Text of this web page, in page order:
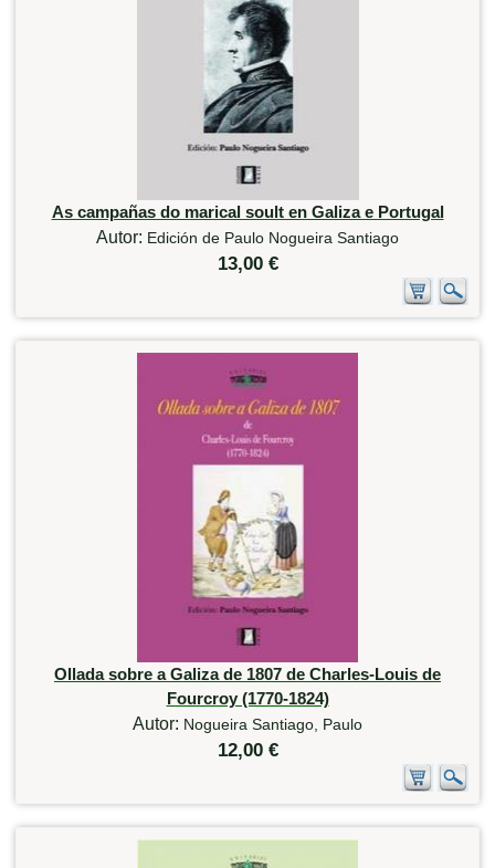
As campañas do marical soult en Galiza e Portugal
Autor: Edición de Paulo Nogueira Santiago
13,00 €
Ollada sobre a Galiza de 1807 de Charles-Louis de
Fourcroy (1770-1824)
Autor: Nogueira Santiago, Paulo
12,00 €